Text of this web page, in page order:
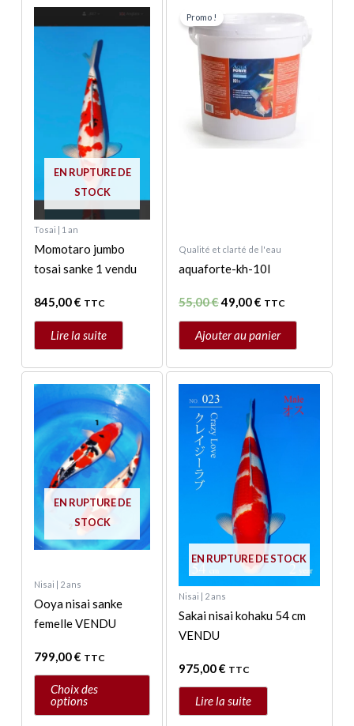
EN RUPTURE DE
STOCK
Tosai | 1 an
Momotaro jumbo
tosai sanke 1 vendu
845,00€ TTC
Lire la suite
Promo !
Qualité et clarté de l'eau
aquaforte-kh-10l
55,00€
prix
initial
55,00 €.
49,00€
prix
49,00 €.
TTC
Ajouter au panier
EN RUPTURE DE
STOCK
Nisai | 2 ans
Ooya nisai sanke
femelle VENDU
799,00€ TTC
Choix des
options
produit
plusieurs
variations.
options
être
sur
la
page
produit
EN RUPTURE DE STOCK
Nisai | 2 ans
Sakai nisai kohaku 54 cm
VENDU
975,00€ TTC
Lire la suite